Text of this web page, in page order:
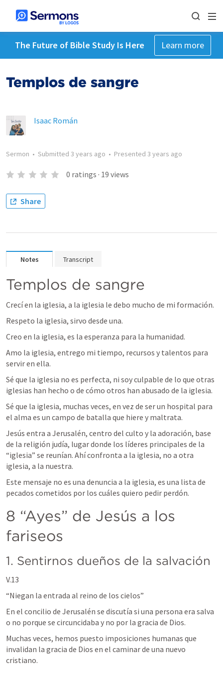
The Future of Bible Study Is Here Learn more
Templos de sangre
Isaac Román
Sermon • Submitted 3 years ago • Presented 3 years ago
0 ratings · 19 views
Share
Notes Transcript
Templos de sangre
Crecí en la iglesia, a la iglesia le debo mucho de mi formación.
Respeto la iglesia, sirvo desde una.
Creo en la iglesia, es la esperanza para la humanidad.
Amo la iglesia, entrego mi tiempo, recursos y talentos para
servir en ella.
Sé que la iglesia no es perfecta, ni soy culpable de lo que otras
iglesias han hecho o de cómo otros han abusado de la iglesia.
Sé que la iglesia, muchas veces, en vez de ser un hospital para
el alma es un campo de batalla que hiere y maltrata.
Jesús entra a Jerusalén, centro del culto y la adoración, base
de la religión judía, lugar donde los líderes principales de la
“iglesia” se reunían. Ahí confronta a la iglesia, no a otra
iglesia, a la nuestra.
Este mensaje no es una denuncia a la iglesia, es una lista de
pecados cometidos por los cuáles quiero pedir perdón.
8 “Ayes” de Jesús a los
fariseos
1. Sentirnos dueños de la salvación
V.13
“Niegan la entrada al reino de los cielos”
En el concilio de Jerusalén se discutía si una persona era salva
o no porque se circuncidaba y no por la gracia de Dios.
Muchas veces, hemos puesto imposiciones humanas que
invalidan la gracia de Dios en el caminar de una nuevo
cristiano.